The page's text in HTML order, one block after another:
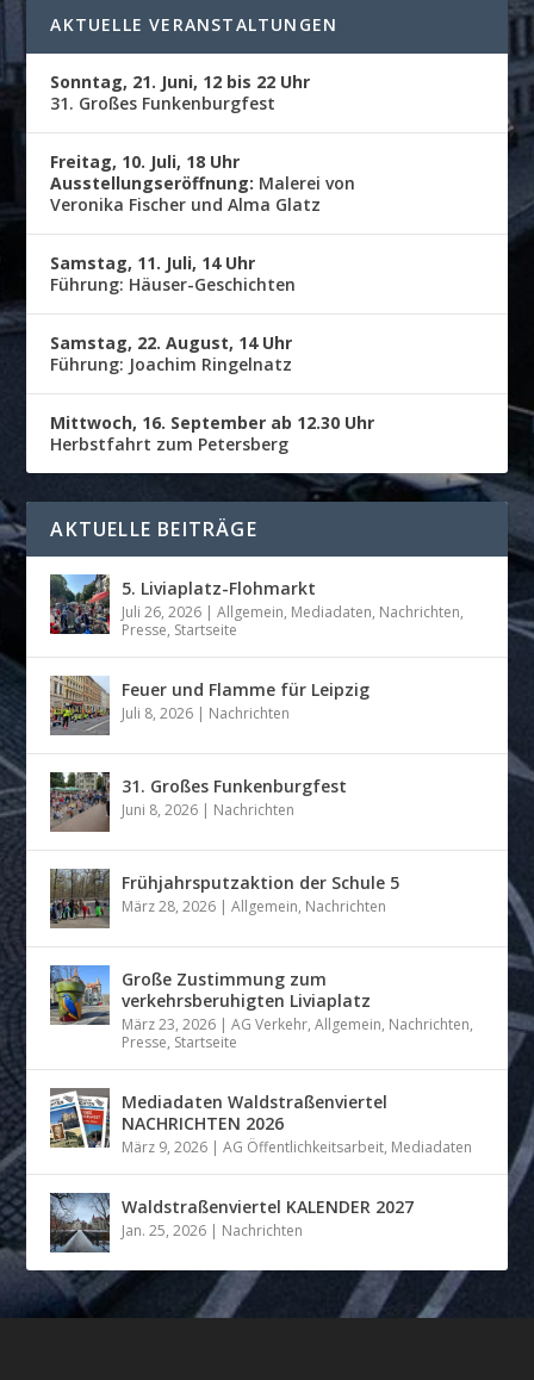
AKTUELLE VERANSTALTUNGEN
Sonntag, 21. Juni, 12 bis 22 Uhr
31. Großes Funkenburgfest
Freitag, 10. Juli, 18 Uhr
Ausstellungseröffnung: Malerei von
Veronika Fischer und Alma Glatz
Samstag, 11. Juli, 14 Uhr
Führung: Häuser-Geschichten
Samstag, 22. August, 14 Uhr
Führung: Joachim Ringelnatz
Mittwoch, 16. September ab 12.30 Uhr
Herbstfahrt zum Petersberg
AKTUELLE BEITRÄGE
5. Liviaplatz-Flohmarkt
Juli 26, 2026 |Allgemein, Mediadaten, Nachrichten,
Presse, Startseite
Feuer und Flamme für Leipzig
Juli 8, 2026 | Nachrichten
31. Großes Funkenburgfest
Juni 8, 2026 | Nachrichten
Frühjahrsputzaktion der Schule 5
März 28, 2026 |Allgemein, Nachrichten
Große Zustimmung zum
verkehrsberuhigten Liviaplatz
März 23, 2026 |AG Verkehr,Allgemein, Nachrichten,
Presse, Startseite
Mediadaten Waldstraßenviertel
NACHRICHTEN 2026
März 9, 2026 |AG Öffentlichkeitsarbeit, Mediadaten
Waldstraßenviertel KALENDER 2027
Jan. 25, 2026 | Nachrichten